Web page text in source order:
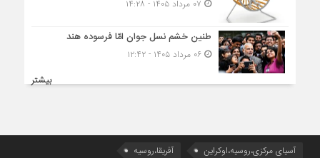
طنین خشم نسل جوان امّا فرسوده هند
۰۶ مرداد ۱۴۰۵ - ۱۲:۴۲
بیشتر
آسیای مرکزی،روسیه،اوکراین
آفریقا،روسیه